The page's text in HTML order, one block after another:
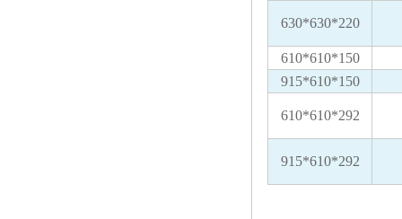
630*630*220
610*610*150
915*610*150
610*610*292
915*610*292